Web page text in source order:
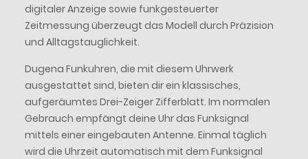
digitaler Anzeige sowie funkgesteuerter
Zeitmessung überzeugt das Modell durch Präzision
und Alltagstauglichkeit.
Dugena Funkuhren, die mit diesem Uhrwerk
ausgestattet sind, bieten dir ein klassisches,
aufgeräumtes Drei-Zeiger Zifferblatt. Im normalen
Gebrauch empfängt deine Uhr das Funksignal
mittels einer eingebauten Antenne. Einmal täglich
wird die Uhrzeit automatisch mit dem Funksignal